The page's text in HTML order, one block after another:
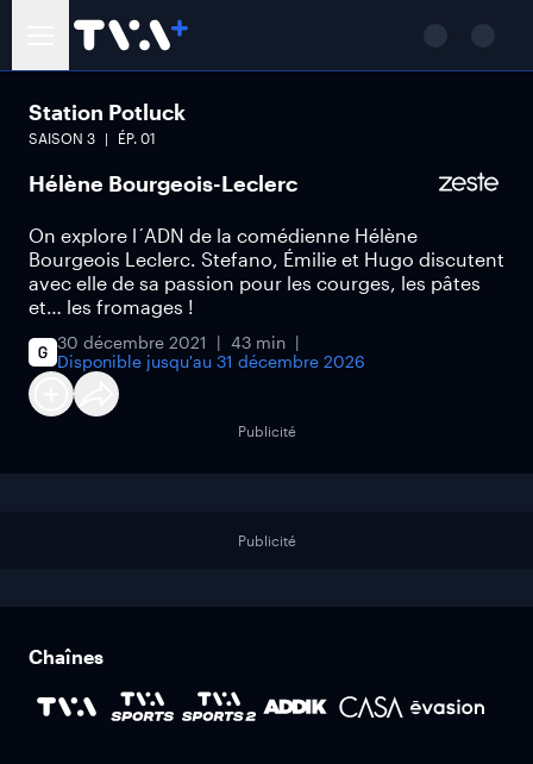
Station Potluck
SAISON 3 ÉP. 01
Hélène Bourgeois-Leclerc
On explore l´ADN de la comédienne Hélène
Bourgeois Leclerc. Stefano, Émilie et Hugo discutent
avec elle de sa passion pour les courges, les pâtes
et… les fromages !
30 décembre 2021
43 min
Disponible jusqu'au 31 décembre 2026
Publicité
Publicité
Chaînes